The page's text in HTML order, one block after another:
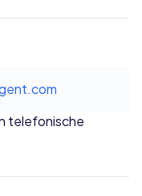
telefonische